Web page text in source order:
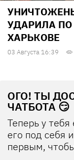
УДАРИЛА ПО
ХАРЬКОВЕ
03 Августа 16:39
ОГО! ТЫ
ЧАТБОТА 😏
Теперь у
его под себя
первым,